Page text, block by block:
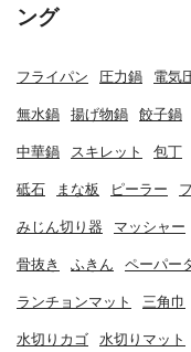
ング
フライパン 圧力鍋 電気
無水鍋 揚げ物鍋 餃子鍋
中華鍋 スキレット 包丁
砥石 まな板 ピーラー
みじん切り器 マッシャー
骨抜き ふきん ペーパー
ランチョンマット 三角巾
水切りカゴ 水切りマット